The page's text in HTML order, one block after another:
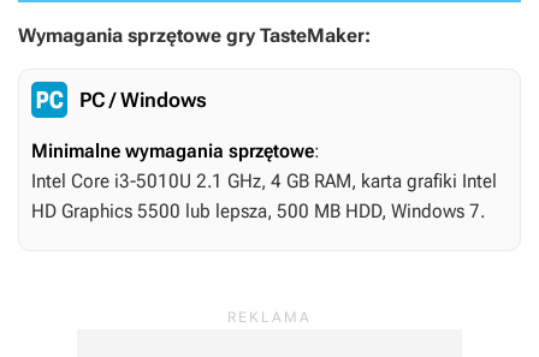
Wymagania sprzętowe gry TasteMaker:
PC / Windows
Minimalne wymagania sprzętowe:
Intel Core i3-5010U 2.1 GHz, 4 GB RAM, karta grafiki Intel
HD Graphics 5500 lub lepsza, 500 MB HDD, Windows 7.